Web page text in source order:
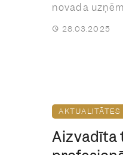
novada
28.03.2025
AKTUALITĀTES
Aizvadīta